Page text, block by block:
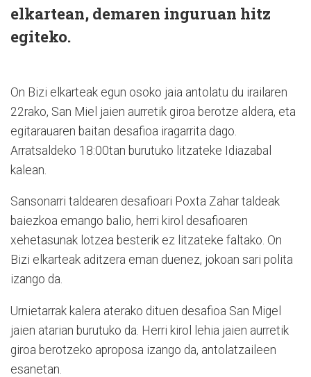
elkartean, demaren inguruan hitz
egiteko.
On Bizi elkarteak egun osoko jaia antolatu du irailaren
22rako, San Miel jaien aurretik giroa berotze aldera, eta
egitarauaren baitan desafioa iragarrita dago.
Arratsaldeko 18:00tan burutuko litzateke Idiazabal
kalean.
Sansonarri taldearen desafioari Poxta Zahar taldeak
baiezkoa emango balio, herri kirol desafioaren
xehetasunak lotzea besterik ez litzateke faltako. On
Bizi elkarteak aditzera eman duenez, jokoan sari polita
izango da.
Urnietarrak kalera aterako dituen desafioa San Migel
jaien atarian burutuko da. Herri kirol lehia jaien aurretik
giroa berotzeko aproposa izango da, antolatzaileen
esanetan.